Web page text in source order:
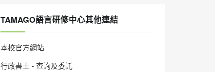
TAMAGO語言研修中心其他連結
本校官方網站
行政書士 - 查詢及委託